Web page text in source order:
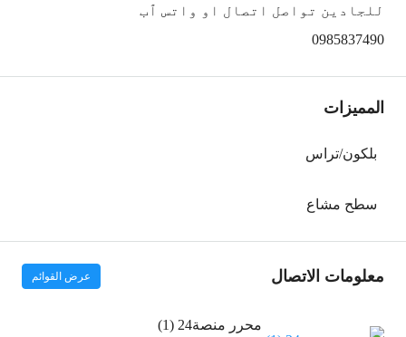
للجادين تواصل اتصال او واتس ٱب
0985837490
المميزات
بلكون/تراس
سطح مشاع
معلومات الاتصال عرض القوائم
محرر منصة24 (1)